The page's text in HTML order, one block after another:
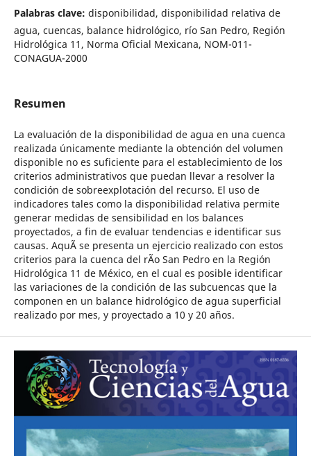
Palabras clave: disponibilidad, disponibilidad relativa de
agua, cuencas, balance hidrológico, rí­o San Pedro, Región
Hidrológica 11, Norma Oficial Mexicana, NOM-011-
CONAGUA-2000
Resumen
La evaluación de la disponibilidad de agua en una cuenca
realizada únicamente mediante la obtención del volumen
disponible no es suficiente para el establecimiento de los
criterios administrativos que puedan llevar a resolver la
condición de sobreexplotación del recurso. El uso de
indicadores tales como la disponibilidad relativa permite
generar medidas de sensibilidad en los balances
proyectados, a fin de evaluar tendencias e identificar sus
causas. AquÃ­ se presenta un ejercicio realizado con estos
criterios para la cuenca del rÃ­o San Pedro en la Región
Hidrológica 11 de México, en el cual es posible identificar
las variaciones de la condición de las subcuencas que la
componen en un balance hidrológico de agua superficial
realizado por mes, y proyectado a 10 y 20 años.